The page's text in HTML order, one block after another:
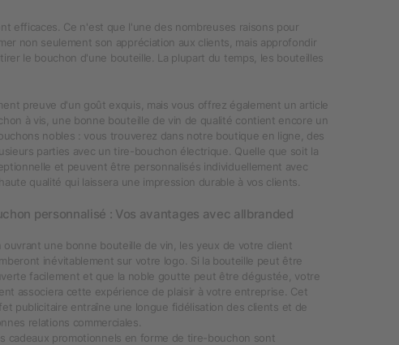
efficaces. Ce n'est que l'une des nombreuses raisons pour
non seulement son appréciation aux clients, mais approfondir
le bouchon d'une bouteille. La plupart du temps, les bouteilles
preuve d'un goût exquis, mais vous offrez également un article
à vis, une bonne bouteille de vin de qualité contient encore un
nobles : vous trouverez dans notre boutique en ligne, des
parties avec un tire-bouchon électrique. Quelle que soit la
et peuvent être personnalisés individuellement avec
qualité qui laissera une impression durable à vos clients.
personnalisé : Vos avantages avec allbranded
ouvrant une bonne bouteille de vin, les yeux de votre client
inévitablement sur votre logo. Si la bouteille peut être
facilement et que la noble goutte peut être dégustée, votre
associera cette expérience de plaisir à votre entreprise. Cet
publicitaire entraîne une longue fidélisation des clients et de
relations commerciales.
cadeaux promotionnels en forme de tire-bouchon sont